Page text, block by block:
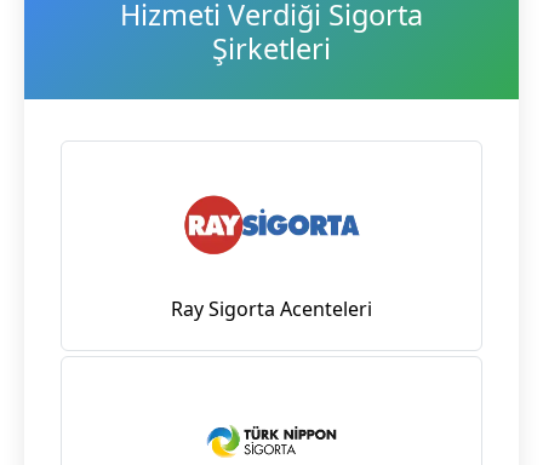
Hizmeti Verdiği Sigorta
Şirketleri
Ray Sigorta Acenteleri